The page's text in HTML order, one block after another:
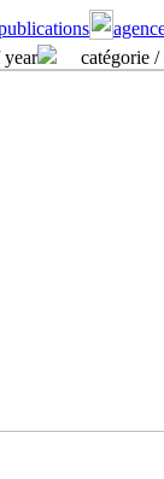
year catégorie /